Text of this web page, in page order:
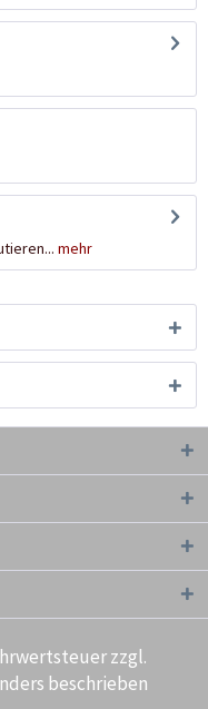
mehr
zzgl.
beschrieben